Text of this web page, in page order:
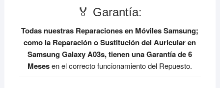
🏅 Garantía:
Todas nuestras Reparaciones en Móviles Samsung;
como la Reparación o Sustitución del Auricular en
Samsung Galaxy A03s, tienen una Garantía de 6
Mesesen el correcto funcionamiento del Repuesto.